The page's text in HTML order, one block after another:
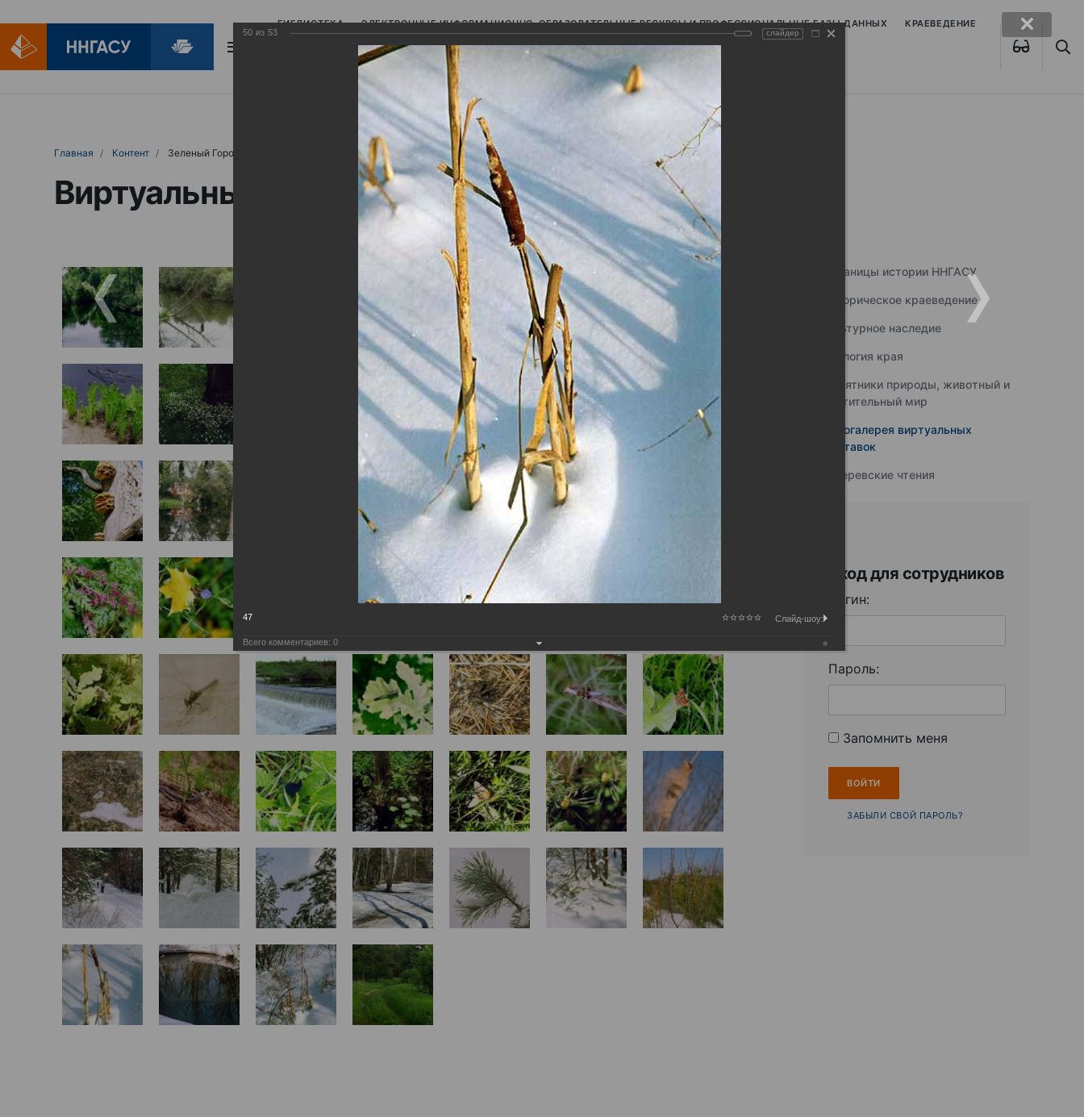
БИБЛИОТЕКА ЭЛЕКТРОННЫЕ ИНФОРМАЦИОННО-ОБРАЗОВАТЕЛЬНЫЕ РЕСУРСЫ И ПРОФЕССИОНАЛЬНЫЕ БАЗЫ ДАННЫХ КРАЕВЕДЕНИЕ
БИБЛИОПОМОЩЬ
Главная Контент Зеленый Город
Виртуальные выставки (фотоальбомы)
Страницы истории ННГАСУ
Историческое краеведение
Культурное наследие
Экология края
Памятники природы, животный и
растительный мир
Фотогалерея виртуальных
выставок
Юферевские чтения
Вход для сотрудников
Логин:
Пароль:
Запомнить меня
ЗАБЫЛИ СВОЙ ПАРОЛЬ?
50 из 53 слайдер
47 Слайд-шоу:
Всего комментариев: 0